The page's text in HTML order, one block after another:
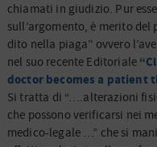
chiamati in giudizio. Pur
sull’argomento, è merito del
dito nella piaga” ovvero
nel suo recente Editoriale
doctor becomes a patient
Si tratta di “….alterazioni
che possono verificarsi nei
medico-legale …” che si